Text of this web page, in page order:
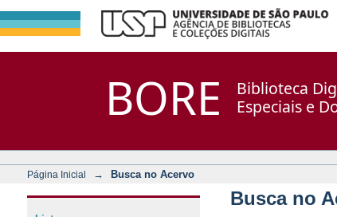
BORE
Biblioteca
Especiais e
Página Inicial → Busca no Acervo
Busca no